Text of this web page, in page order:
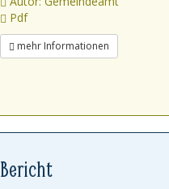
Pdf
mehr Informationen
Bericht